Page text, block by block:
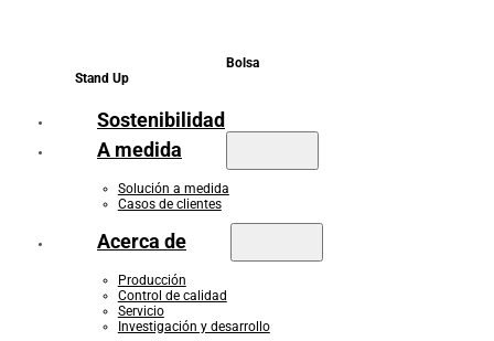
Bolsa
Stand Up
Sostenibilidad
A medida
Solución a medida
Casos de clientes
Acerca de
Producción
Control de calidad
Servicio
Investigación y desarrollo